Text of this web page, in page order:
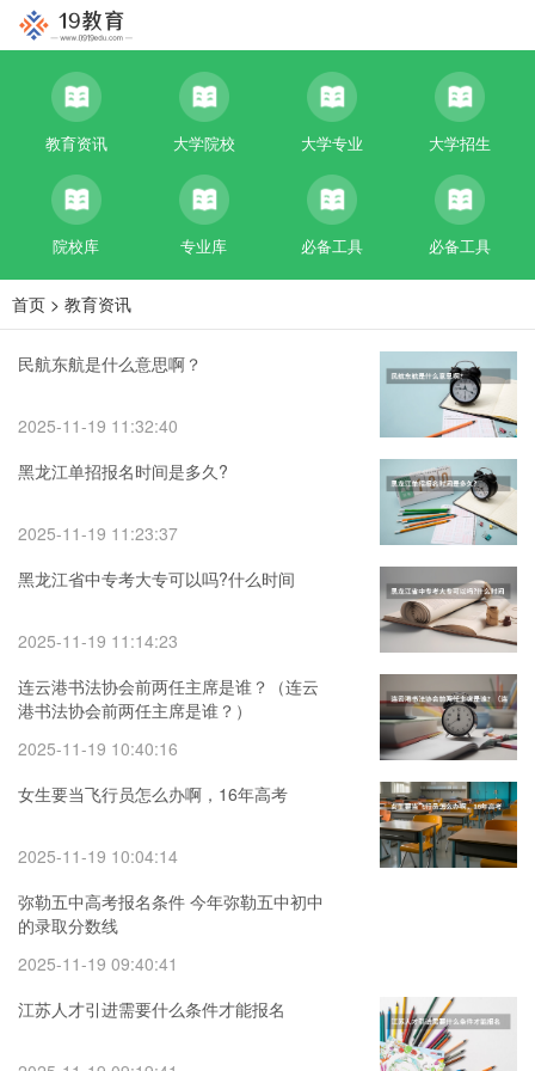
教育资讯 大学院校 大学专业 大学招生
院校库 专业库 必备工具 必备工具
首页 > 教育资讯
民航东航是什么意思啊？
2025-11-19 11:32:40
黑龙江单招报名时间是多久?
2025-11-19 11:23:37
黑龙江省中专考大专可以吗?什么时间
2025-11-19 11:14:23
连云港书法协会前两任主席是谁？（连云
港书法协会前两任主席是谁？）
2025-11-19 10:40:16
女生要当飞行员怎么办啊，16年高考
2025-11-19 10:04:14
弥勒五中高考报名条件 今年弥勒五中初中
的录取分数线
2025-11-19 09:40:41
江苏人才引进需要什么条件才能报名